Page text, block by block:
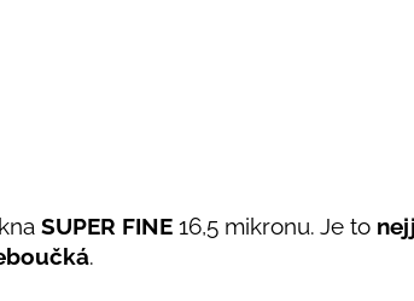
SUPER FINE 16,5 mikronu. Je to
.